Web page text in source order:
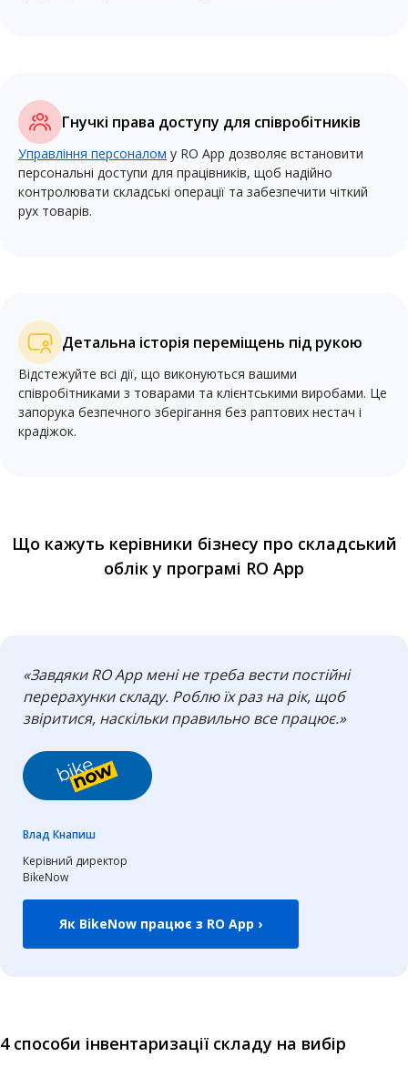
Гнучкі права доступу для співробітників
Управління персоналом у RO App дозволяє встановити
персональні доступи для працівників, щоб надійно
контролювати складські операції та забезпечити чіткий
рух товарів.
Детальна історія переміщень під рукою
Відстежуйте всі дії, що виконуються вашими
співробітниками з товарами та клієнтськими виробами. Це
запорука безпечного зберігання без раптових нестач і
крадіжок.
Що кажуть керівники бізнесу про складський
облік у програмі RO App
«Завдяки RO App мені не треба вести постійні
перерахунки складу. Роблю їх раз на рік, щоб
звіритися, наскільки правильно все працює.»
Влад Кнапиш
Керівний директор
BikeNow
Як BikeNow працює з RO App ›
4 способи інвентаризації складу на вибір